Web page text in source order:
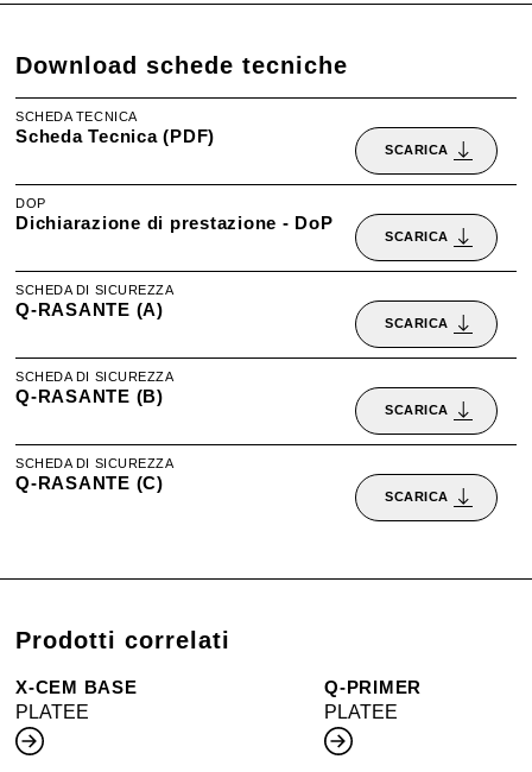
Download schede tecniche
SCHEDA TECNICA
Scheda Tecnica (PDF)
SCARICA
DOP
Dichiarazione di prestazione - DoP
SCARICA
SCHEDA DI SICUREZZA
Q-RASANTE (A)
SCARICA
SCHEDA DI SICUREZZA
Q-RASANTE (B)
SCARICA
SCHEDA DI SICUREZZA
Q-RASANTE (C)
SCARICA
Prodotti correlati
X-CEM BASE
PLATEE
Q-PRIMER
PLATEE